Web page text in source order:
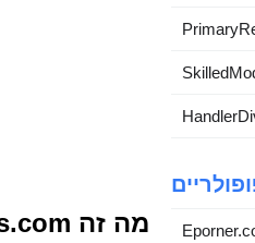
מה זה Ellinfituns.com?